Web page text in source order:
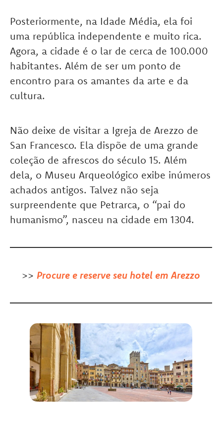
Posteriormente, na Idade Média, ela foi
uma república independente e muito rica.
Agora, a cidade é o lar de cerca de 100.000
habitantes. Além de ser um ponto de
encontro para os amantes da arte e da
cultura.
Não deixe de visitar a Igreja de Arezzo de
San Francesco. Ela dispõe de uma grande
coleção de afrescos do século 15. Além
dela, o Museu Arqueológico exibe inúmeros
achados antigos. Talvez não seja
surpreendente que Petrarca, o “pai do
humanismo”, nasceu na cidade em 1304.
>> Procure e reserve seu hotel em Arezzo